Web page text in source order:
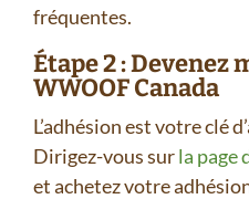
fréquentes.
Étape 2 : Devenez
WWOOF Canada
L’adhésion est votre clé
Dirigez-vous surla page
et achetez votre